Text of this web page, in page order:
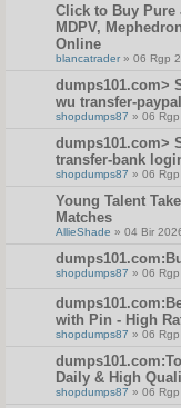
Click to Buy Pure
MDPV,
Online
blancatrader » 06 Rgp
dumps101.com>
wu transfer-paypal
shopdumps87 » 06
dumps101.com>
transfer-bank
shopdumps87 » 06
Young Talent
Matches
AllieShade » 04 Bir
shopdumps87 » 06
with Pin - High
shopdumps87 » 06
Daily & High
shopdumps87 » 06